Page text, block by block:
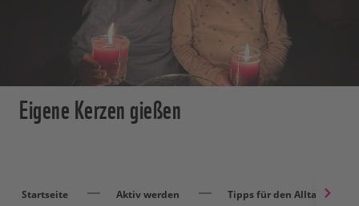
Eigene Kerzen gießen
Startseite Aktiv werden Tipps für den Alltag